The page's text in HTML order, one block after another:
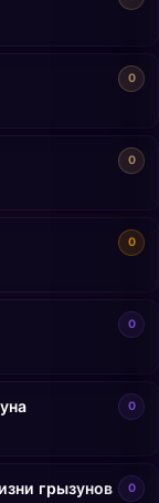
0
0
0
0
0
грызунов 0